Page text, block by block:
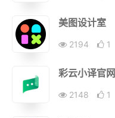
美图设计室
2194 1
彩云小译官网
2148 1